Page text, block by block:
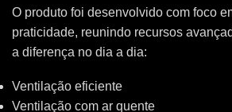
O produto foi desenvolvido com foco
praticidade, reunindo recursos
a diferença no dia a dia:
Ventilação eficiente
Ventilação com ar quente